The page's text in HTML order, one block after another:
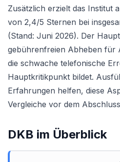
Zusätzlich erzielt das Institut
von 2,4/5 Sternen bei
(Stand: Juni 2026). Der
gebührenfreien Abheben für
die schwache telefonische
Hauptkritikpunkt bildet.
Erfahrungen helfen, diese
Vergleiche vor dem
DKB im Überblick